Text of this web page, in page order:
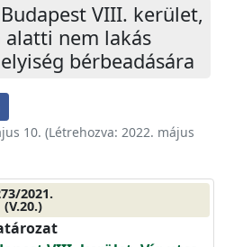
VIII. kerület,
alatti nem lakás
bérbeadására
10. (Létrehozva: 2022. május
2021.
(V.20.)